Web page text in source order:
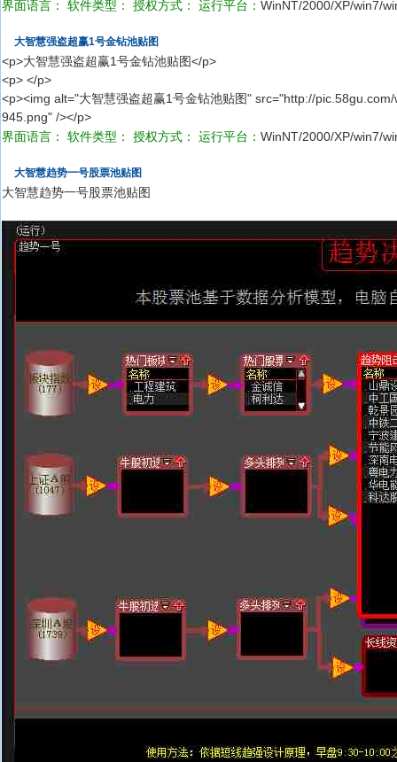
界面语言： 软件类型： 授权方式： 运行平台： WinNT/2000/XP/win7/
大智慧强盗超赢1号金钻池贴图
<p>大智慧强盗超赢1号金钻池贴图</p>
<p> </p>
<p><img alt="大智慧强盗超赢1号金钻池贴图" src="http://
945.png" /></p>
界面语言：
软件类型： 授权方式： 运行平台： WinNT/2000/XP/win7/
大智慧趋势一号股票池贴图
大智慧趋势一号股票池贴图